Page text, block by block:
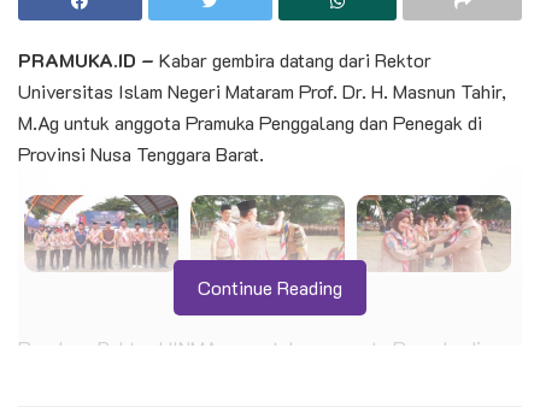
PRAMUKA.ID – Kabar gembira datang dari Rektor
Universitas Islam Negeri Mataram Prof. Dr. H. Masnun Tahir,
M.Ag untuk anggota Pramuka Penggalang dan Penegak di
Provinsi Nusa Tenggara Barat.
Pasalnya Rektor UINMA menyatakan anggota Pramuka di
Continue Reading